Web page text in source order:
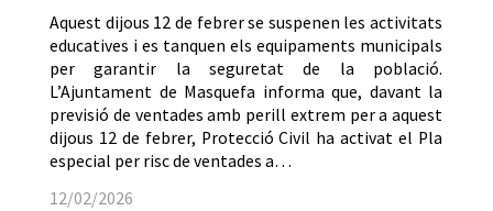
Aquest dijous 12 de febrer se suspenen les activitats
educatives i es tanquen els equipaments municipals
per garantir la seguretat de la població.
L’Ajuntament de Masquefa informa que, davant la
previsió de ventades amb perill extrem per a aquest
dijous 12 de febrer, Protecció Civil ha activat el Pla
especial per risc de ventades a…
12/02/2026